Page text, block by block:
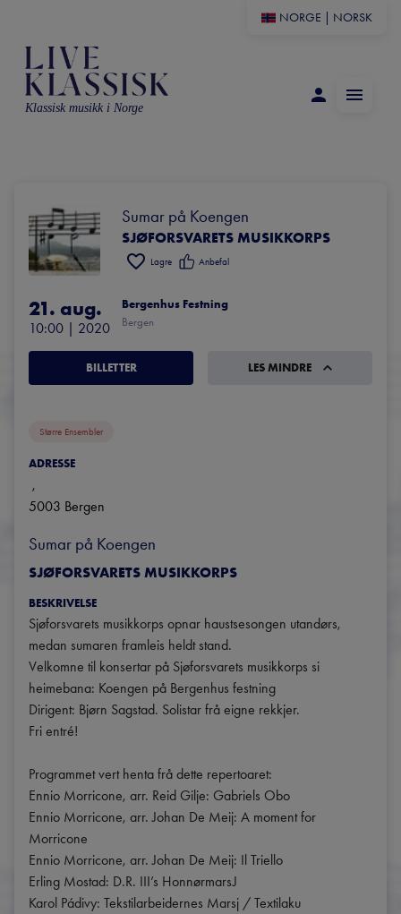
NORGE NORSK
Klassisk musikk i Norge
Sumar på Koengen
SJØFORSVARETS MUSIKKORPS
Lagre Anbefal
21. aug.
10:00 | 2020
Bergenhus Festning
Bergen
BILLETTER LES MINDRE
Større Ensembler
ADRESSE
,
5003 Bergen
Sumar på Koengen
SJØFORSVARETS MUSIKKORPS
BESKRIVELSE
Sjøforsvarets musikkorps opnar haustsesongen utandørs,
medan sumaren framleis heldt stand.
Velkomne til konsertar på Sjøforsvarets musikkorps si
heimebana: Koengen på Bergenhus festning
Dirigent: Bjørn Sagstad. Solistar frå eigne rekkjer.
Fri entré!
Programmet vert henta frå dette repertoaret:
Ennio Morricone, arr. Reid Gilje: Gabriels Obo
Ennio Morricone, arr. Johan De Meij: A moment for
Morricone
Ennio Morricone, arr. Johan De Meij: Il Triello
Erling Mostad: D.R. III’s HonnørmarsJ
Karol Pádivy: Tekstilarbeidernes Marsj / Textilaku